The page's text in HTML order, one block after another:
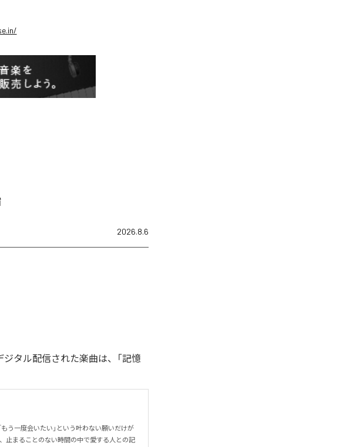
2026.8.6
タル配信された楽曲は、「記憶
う一度会いたい」という叶わない願いだけが
止まることのない時間の中で愛する人との記